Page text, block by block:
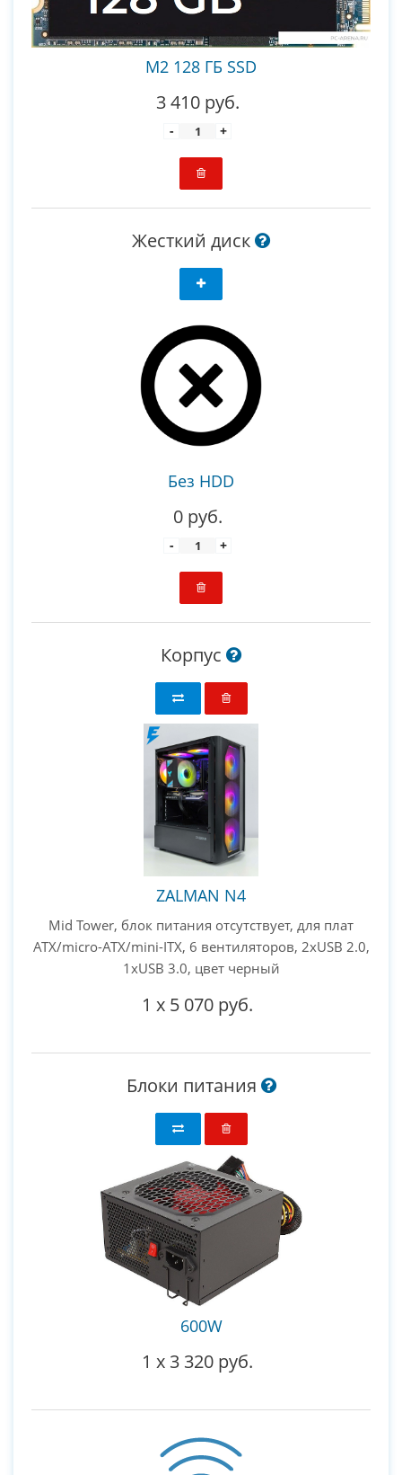
М2 128 ГБ SSD
3 410 руб.
- +
Жесткий диск
Без HDD
0 руб.
- +
Корпус
ZALMAN N4
Mid Tower, блок питания отсутствует, для плат
ATX/micro-ATX/mini-ITX, 6 вентиляторов, 2xUSB 2.0,
1xUSB 3.0, цвет черный
1 x 5 070 руб.
Блоки питания
600W
1 x 3 320 руб.